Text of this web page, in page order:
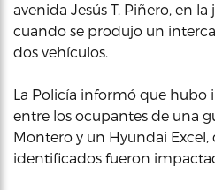
avenida Jesús T. Piñero, en
cuando se produjo un
dos vehículos.
La Policía informó que hubo
entre los ocupantes de una
Montero y un Hyundai
identificados fueron